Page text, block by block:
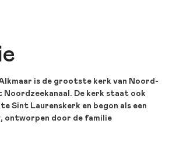
is de grootste kerk van Noord-
Noordzeekanaal. De kerk staat ook
Sint Laurenskerk en begon als een
ontworpen door de familie